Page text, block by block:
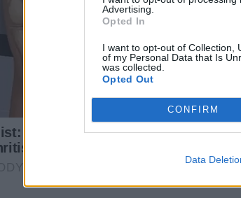
Advertising.
Opted In
I want to opt-out of Collection,
of my Personal Data that Is
was collected.
Opted Out
CONFIRM
Data